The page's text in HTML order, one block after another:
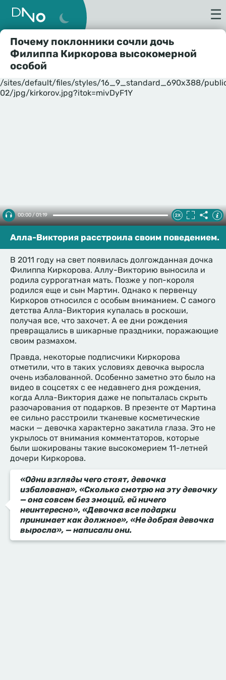
☰
Почему поклонники сочли дочь
Филиппа Киркорова высокомерной
особой
/sites/default/files/styles/16_9_standard_690x388/
02/jpg/kirkorov.jpg?itok=mivDyF1Y
00:00 / 01:19
Алла-Виктория расстроила своим поведением.
В 2011 году на свет появилась долгожданная дочка
Филиппа Киркорова. Аллу-Викторию выносила и
родила суррогатная мать. Позже у поп-короля
родился еще и сын Мартин. Однако к первенцу
Киркоров относился с особым вниманием. С самого
детства Алла-Виктория купалась в роскоши,
получая все, что захочет. А ее дни рождения
превращались в шикарные праздники, поражающие
своим размахом.
Правда, некоторые подписчики Киркорова
отметили, что в таких условиях девочка выросла
очень избалованной. Особенно заметно это было на
видео в соцсетях с ее недавнего дня рождения,
когда Алла-Виктория даже не попыталась скрыть
разочарования от подарков. В презенте от Мартина
ее сильно расстроили тканевые косметические
маски — девочка характерно закатила глаза. Это не
укрылось от внимания комментаторов, которые
были шокированы такие высокомерием 11-летней
дочери Киркорова.
«Одни взгляды чего стоят, девочка
избалована», «Сколько смотрю на эту девочку
— она совсем без эмоций, ей ничего
неинтересно», «Девочка все подарки
принимает как должное», «Не добрая девочка
выросла», — написали они.